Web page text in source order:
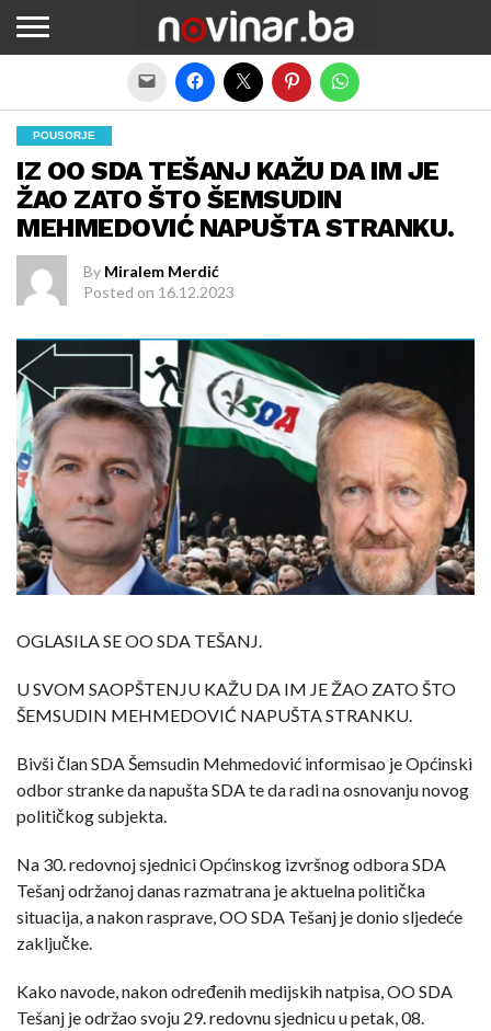
POUSORJE
IZ OO SDA TEŠANJ KAŽU DA IM JE
ŽAO ZATO ŠTO ŠEMSUDIN
MEHMEDOVIĆ NAPUŠTA STRANKU.
By Miralem Merdić
Posted on 16.12.2023
OGLASILA SE OO SDA TEŠANJ.
U SVOM SAOPŠTENJU KAŽU DA IM JE ŽAO ZATO ŠTO
ŠEMSUDIN MEHMEDOVIĆ NAPUŠTA STRANKU.
Bivši član SDA Šemsudin Mehmedović informisao je Općinski
odbor stranke da napušta SDA te da radi na osnovanju novog
političkog subjekta.
Na 30. redovnoj sjednici Općinskog izvršnog odbora SDA
Tešanj održanoj danas razmatrana je aktuelna politička
situacija, a nakon rasprave, OO SDA Tešanj je donio sljedeće
zaključke.
Kako navode, nakon određenih medijskih natpisa, OO SDA
Tešanj je održao svoju 29. redovnu sjednicu u petak, 08.
Exit mobile version